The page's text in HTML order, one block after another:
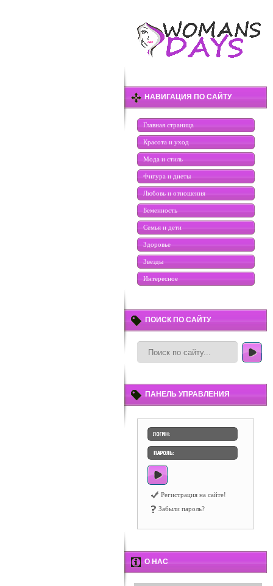
НАВИГАЦИЯ ПО САЙТУ
Главная страница
Красота и уход
Мода и стиль
Фигура и диеты
Любовь и отношения
Беменность
Семья и дети
Здоровье
Звезды
Интересное
ПОИСК ПО САЙТУ
ПАНЕЛЬ УПРАВЛЕНИЯ
Регистрация на сайте!
Забыли пароль?
О НАС